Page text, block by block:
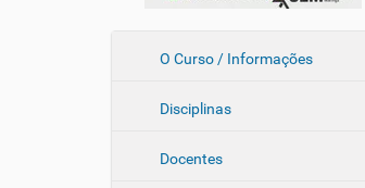
O Curso / Informações
Disciplinas
Docentes